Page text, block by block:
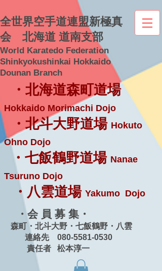
全世界空手道連盟新極真
会 北海道 道南支部
World Karatedo Federation
Shinkyokushinkai Hokkaido
Dounan Branch
・北海道森町道場
Hokkaido Morimachi Dojo
・北斗大野道場 Hokuto
Ohno Dojo
・七飯鶴野道場 Nanae
Tsuruno Dojo
・八雲道場 Yakumo Dojo
・会 員 募 集・
森町・北斗大野・七飯鶴野・八雲
連絡先 080-5581-0530
責任者 松本淳一